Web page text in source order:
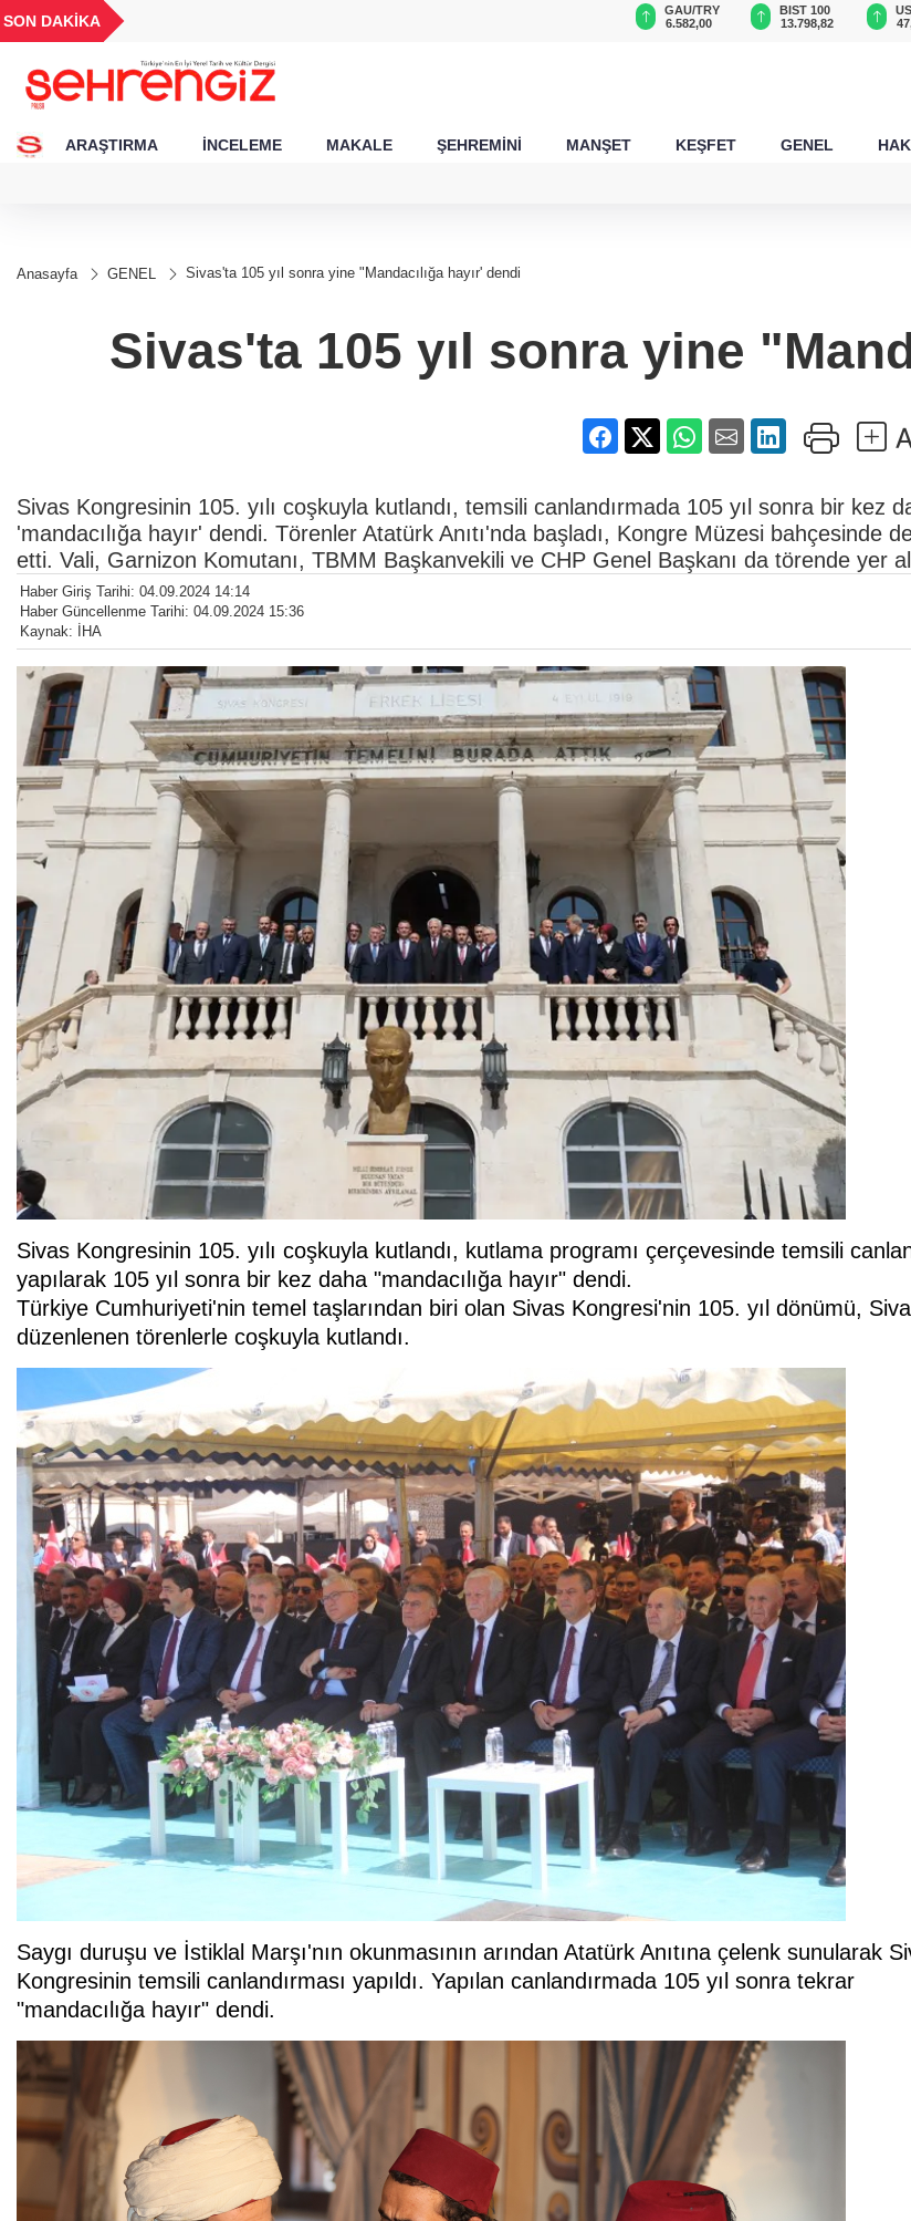
SON DAKİKA
GEL
18,2409
BIST 100
13.798,82
USD
47,7000
ARAŞTIRMA İNCELEME MAKALE ŞEHREMİNİ MANŞET KEŞFET GENEL
Anasayfa GENEL Sivas'ta 105 yıl sonra yine "Mandacılığa hayır' dendi
Sivas'ta 105 yıl sonra yine
Sivas Kongresinin 105. yılı coşkuyla kutlandı, temsili canlandırmada 105 yıl sonra bir kez
'mandacılığa hayır' dendi. Törenler Atatürk Anıtı'nda başladı, Kongre Müzesi bahçesinde
etti. Vali, Garnizon Komutanı, TBMM Başkanvekili ve CHP Genel Başkanı da törende yer
Haber Giriş Tarihi: 04.09.2024 14:14
Haber Güncellenme Tarihi: 04.09.2024 15:36
Kaynak: İHA
Sivas Kongresinin 105. yılı coşkuyla kutlandı, kutlama programı çerçevesinde temsili
yapılarak 105 yıl sonra bir kez daha "mandacılığa hayır" dendi.
Türkiye Cumhuriyeti'nin temel taşlarından biri olan Sivas Kongresi'nin 105. yıl dönümü,
düzenlenen törenlerle coşkuyla kutlandı.
Saygı duruşu ve İstiklal Marşı'nın okunmasının arından Atatürk Anıtına çelenk sunularak
Kongresinin temsili canlandırması yapıldı. Yapılan canlandırmada 105 yıl sonra tekrar
"mandacılığa hayır" dendi.